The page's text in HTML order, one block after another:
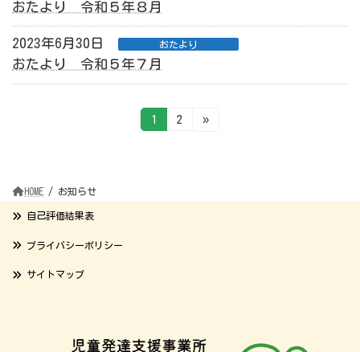
おたより 令和５年８月
2023年6月30日 おたより
おたより 令和５年７月
ペ
ー
ジ
固
定
1
固
2 »
HOME お知らせ
自己評価結果表
プライバシーポリシー
サイトマップ